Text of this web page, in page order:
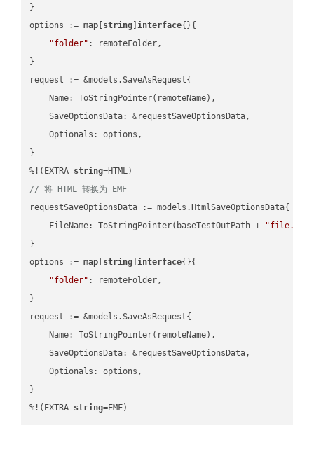
}
options := map string ]interface{}{
"folder" : remoteFolder,
}
request := &models.SaveAsRequest{
    Name: ToStringPointer(remoteName),
    SaveOptionsData: &requestSaveOptionsData,
    Optionals: options,
}
%!(EXTRA string
// 将 HTML 转换为 EMF
requestSaveOptionsData := models.HtmlSaveOptionsData{
    FileName: ToStringPointer(baseTestOutPath +
}
options := map string ]interface{}{
"folder" : remoteFolder,
}
request := &models.SaveAsRequest{
    Name: ToStringPointer(remoteName),
    SaveOptionsData: &requestSaveOptionsData,
    Optionals: options,
}
%!(EXTRA string=EMF)